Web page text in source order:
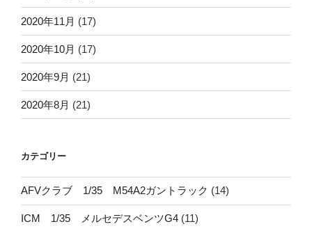
2020年11月 (17)
2020年10月 (17)
2020年9月 (21)
2020年8月 (21)
カテゴリー
AFVクラブ 1/35 M54A2ガントラック (14)
ICM 1/35 メルセデスベンツG4 (11)